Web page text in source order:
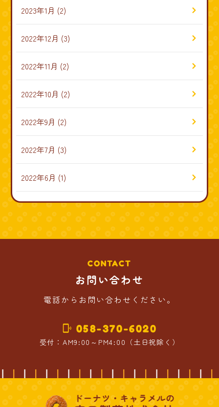
2023年1月 (2)
2022年12月 (3)
2022年11月 (2)
2022年10月 (2)
2022年9月 (2)
2022年7月 (3)
2022年6月 (1)
CONTACT
お問い合わせ
電話からお問い合わせください。
phonelink_ring 058-370-6020
受付：AM9:00～PM4:00（土日祝除く）